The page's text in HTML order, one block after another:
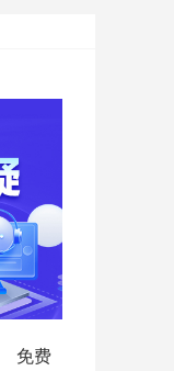
免费
免费
免费